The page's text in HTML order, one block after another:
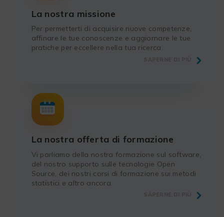
La nostra missione
Per permetterti di acquisire nuove competenze,
affinare le tue conoscenze e aggiornare le tue
pratiche per eccellere nella tua ricerca.
La nostra offerta di formazione
Vi parliamo della nostra formazione sul software,
del nostro supporto sulle tecnologie Open
Source, dei nostri corsi di formazione sui metodi
statistici e altro ancora.